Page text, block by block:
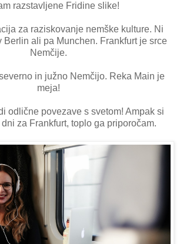
razstavljene Fridine slike!
za raziskovanje nemške kulture. Ni
Berlin ali pa Munchen. Frankfurt je srce
Nemčije.
in južno Nemčijo. Reka Main je
meja!
odlične povezave s svetom! Ampak si
za Frankfurt, toplo ga priporočam.